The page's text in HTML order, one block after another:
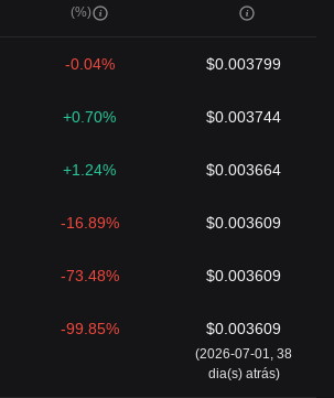
(%)
-0.04% $0.003799
+0.70% $0.003744
+1.24% $0.003664
-16.89% $0.003609
-73.48% $0.003609
-99.85% $0.003609
(2026-07-01, 38
dia(s) atrás)